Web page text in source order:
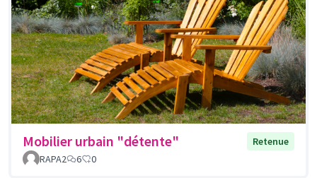
Mobilier urbain "détente"
Retenue
RAPA2
6 0